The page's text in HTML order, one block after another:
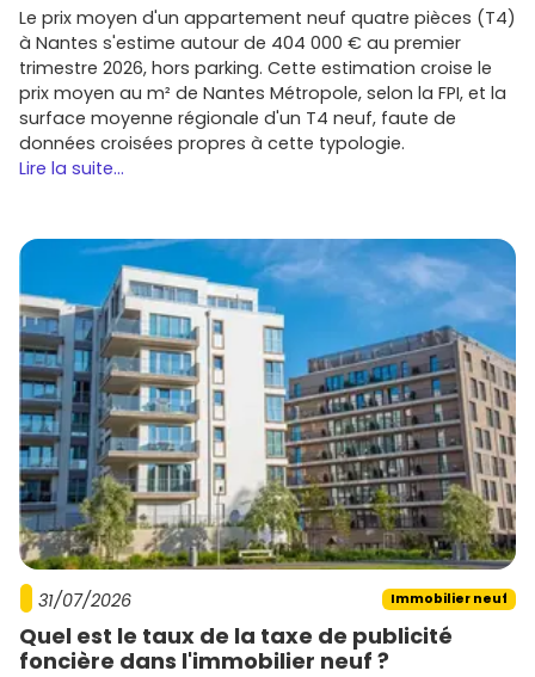
Le prix moyen d'un appartement neuf quatre pièces (T4)
à Nantes s'estime autour de 404 000 € au premier
trimestre 2026, hors parking. Cette estimation croise le
prix moyen au m² de Nantes Métropole, selon la FPI, et la
surface moyenne régionale d'un T4 neuf, faute de
données croisées propres à cette typologie.
Lire la suite...
31/07/2026 Immobilier neuf
Quel est le taux de la taxe de publicité
foncière dans l'immobilier neuf ?